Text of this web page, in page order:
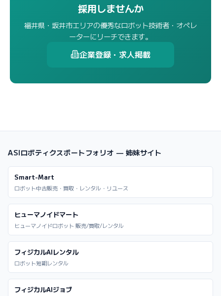
採用しませんか
福井県・坂井市エリアの優秀なロボット技術者・オペレ
ーターにリーチできます。
企業登録・求人掲載
ASIロボティクスポートフォリオ — 姉妹サイト
Smart-Mart
ロボット中古販売・買取・レンタル・リユース
ヒューマノイドマート
ヒューマノイドロボット 販売/買取/レンタル
フィジカルAIレンタル
ロボット短期レンタル
フィジカルAIジョブ